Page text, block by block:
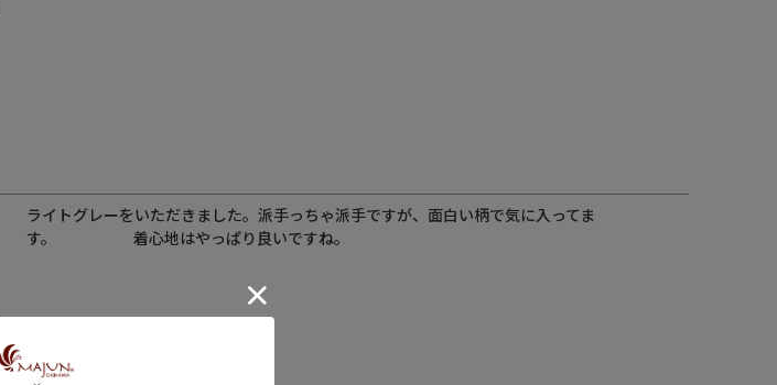
ライトグレーをいただきました。派手っちゃ派手ですが、面白い柄で気に入ってま
す。　　　　　着心地はやっぱり良いですね。